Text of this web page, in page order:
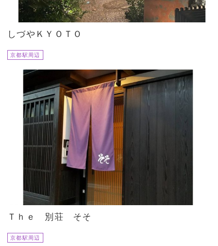
しづやＫＹＯＴＯ
京都駅周辺
Ｔｈｅ 別荘 そそ
京都駅周辺